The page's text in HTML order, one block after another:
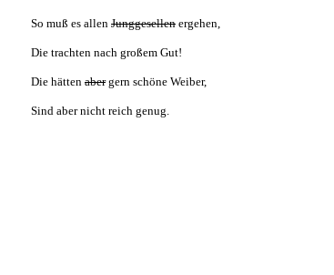
So muß es allen Junggesellen ergehen,
Die trachten nach großem Gut!
Die hätten abergern schöne Weiber,
Sind aber nicht reich genug.